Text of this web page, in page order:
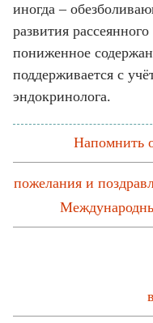
иногда –
развития
пониженное
поддерживается с
эндокринолога.
Напомнить
пожелания и